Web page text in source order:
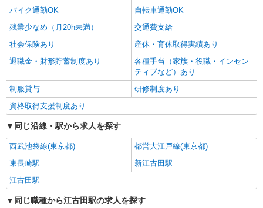
バイク通勤OK
自転車通勤OK
残業少なめ（月20h未満）
交通費支給
社会保険あり
産休・育休取得実績あり
退職金・財形貯蓄制度あり
各種手当（家族・役職・インセン
ティブなど）あり
制服貸与
研修制度あり
資格取得支援制度あり
同じ沿線・駅から求人を探す
西武池袋線(東京都)
都営大江戸線(東京都)
東長崎駅
新江古田駅
江古田駅
同じ職種から江古田駅の求人を探す